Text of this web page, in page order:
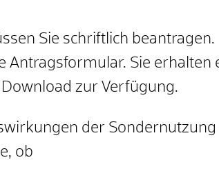
Sie schriftlich beantragen.
Antragsformular. Sie
zur Verfügung.
der
ob